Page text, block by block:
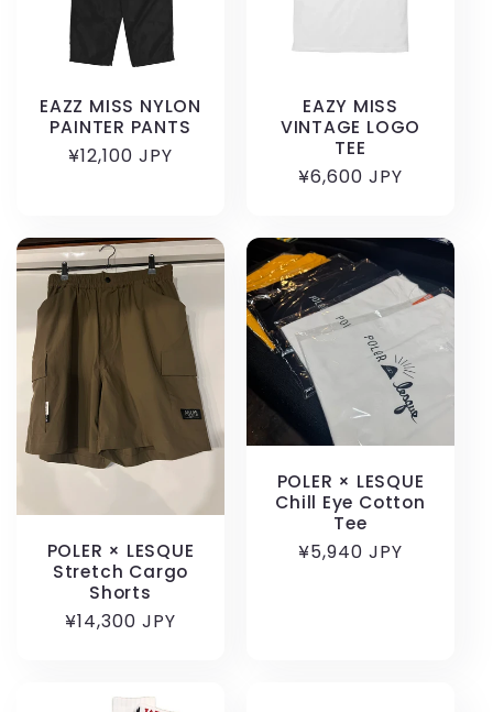
EAZZ MISS NYLON
PAINTER PANTS
通
格
¥12,100 JPY
EAZY MISS
VINTAGE LOGO
TEE
通
格
¥6,600 JPY
POLER × LESQUE
Stretch Cargo
Shorts
通
¥14,300 JPY
POLER × LESQUE
Chill Eye Cotton
Tee
通
¥5,940 JPY